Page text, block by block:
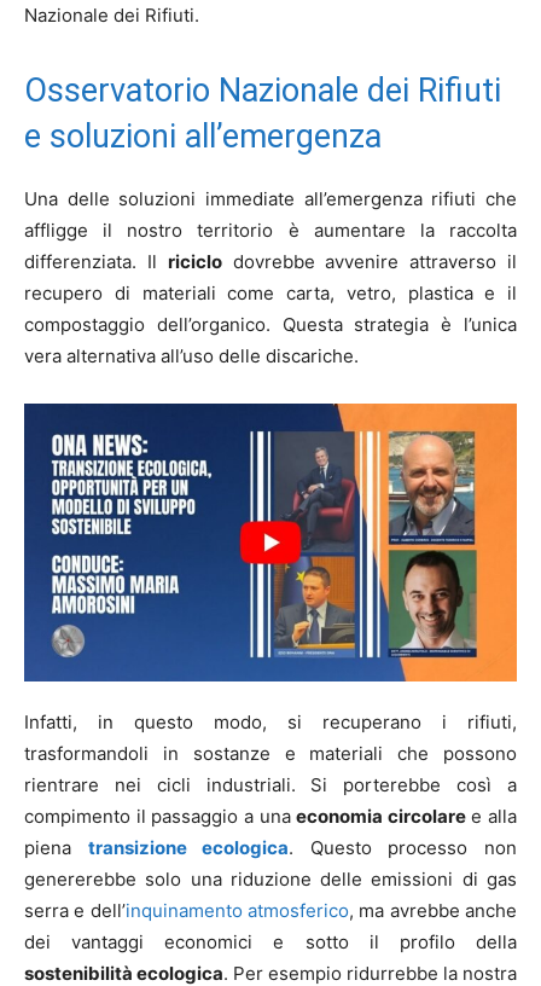
Nazionale dei Rifiuti.
Osservatorio Nazionale dei Rifiuti
e soluzioni all’emergenza
Una delle soluzioni immediate all’emergenza rifiuti che
affligge il nostro territorio è aumentare la raccolta
differenziata. Il riciclodovrebbe avvenire attraverso il
recupero di materiali come carta, vetro, plastica e il
compostaggio dell’organico. Questa strategia è l’unica
vera alternativa all’uso delle discariche.
Infatti, in questo modo, si recuperano i rifiuti,
trasformandoli in sostanze e materiali che possono
rientrare nei cicli industriali. Si porterebbe così a
compimento il passaggio a unaeconomia circolaree alla
piena transizione ecologica. Questo processo non
genererebbe solo una riduzione delle emissioni di gas
serra e dell’inquinamento atmosferico, ma avrebbe anche
dei vantaggi economici e sotto il profilo della
sostenibilità ecologica. Per esempio ridurrebbe la nostra